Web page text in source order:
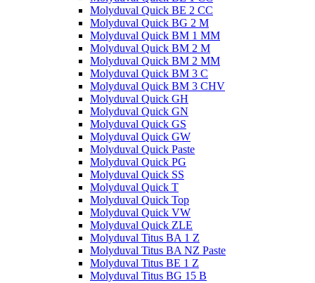
Molyduval Quick BE 2 CC
Molyduval Quick BG 2 M
Molyduval Quick BM 1 MM
Molyduval Quick BM 2 M
Molyduval Quick BM 2 MM
Molyduval Quick BM 3 C
Molyduval Quick BM 3 CHV
Molyduval Quick GH
Molyduval Quick GN
Molyduval Quick GS
Molyduval Quick GW
Molyduval Quick Paste
Molyduval Quick PG
Molyduval Quick SS
Molyduval Quick T
Molyduval Quick Top
Molyduval Quick VW
Molyduval Quick ZLE
Molyduval Titus BA 1 Z
Molyduval Titus BA NZ Paste
Molyduval Titus BE 1 Z
Molyduval Titus BG 15 B